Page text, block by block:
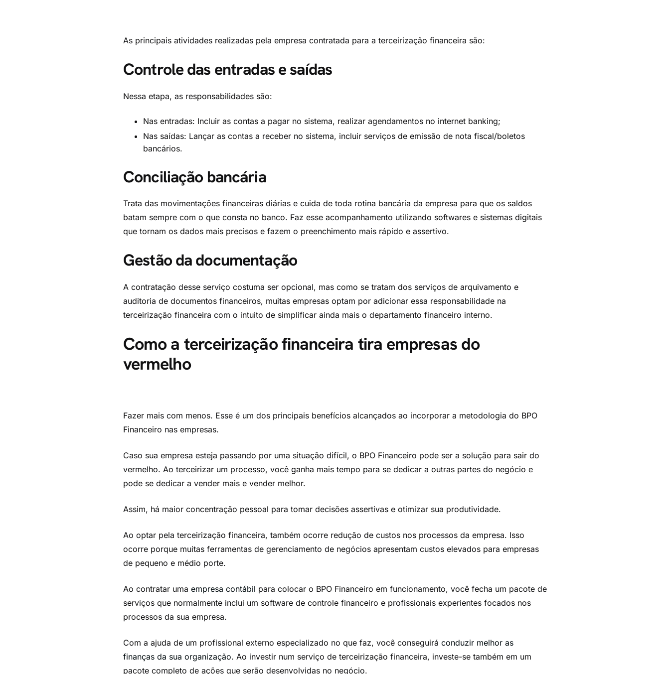
As principais atividades realizadas pela empresa contratada para a terceirização financeira são:
Controle das entradas e saídas
Nessa etapa, as responsabilidades são:
Nas entradas: Incluir as contas a pagar no sistema, realizar agendamentos no internet banking;
Nas saídas: Lançar as contas a receber no sistema, incluir serviços de emissão de nota fiscal/boletos
bancários.
Conciliação bancária
Trata das movimentações financeiras diárias e cuida de toda rotina bancária da empresa para que os saldos
batam sempre com o que consta no banco. Faz esse acompanhamento utilizando softwares e sistemas digitais
que tornam os dados mais precisos e fazem o preenchimento mais rápido e assertivo.
Gestão da documentação
A contratação desse serviço costuma ser opcional, mas como se tratam dos serviços de arquivamento e
auditoria de documentos financeiros, muitas empresas optam por adicionar essa responsabilidade na
terceirização financeira com o intuito de simplificar ainda mais o departamento financeiro interno.
Como a terceirização financeira tira empresas do
vermelho
Fazer mais com menos. Esse é um dos principais benefícios alcançados ao incorporar a metodologia do BPO
Financeiro nas empresas.
Caso sua empresa esteja passando por uma situação difícil, o BPO Financeiro pode ser a solução para sair do
vermelho. Ao terceirizar um processo, você ganha mais tempo para se dedicar a outras partes do negócio e
pode se dedicar a vender mais e vender melhor.
Assim, há maior concentração pessoal para tomar decisões assertivas e otimizar sua produtividade.
Ao optar pela terceirização financeira, também ocorre redução de custos nos processos da empresa. Isso
ocorre porque muitas ferramentas de gerenciamento de negócios apresentam custos elevados para empresas
de pequeno e médio porte.
Ao contratar uma empresa contábil para colocar o BPO Financeiro em funcionamento, você fecha um pacote de
serviços que normalmente inclui um software de controle financeiro e profissionais experientes focados nos
processos da sua empresa.
Com a ajuda de um profissional externo especializado no que faz, você conseguirá conduzir melhor as
finanças da sua organização. Ao investir num serviço de terceirização financeira, investe-se também em um
pacote completo de ações que serão desenvolvidas no negócio.